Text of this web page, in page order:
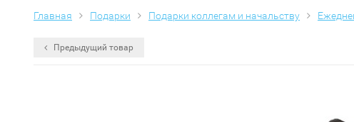
Главная Подарки Подарки коллегам и начальству
Предыдущий товар